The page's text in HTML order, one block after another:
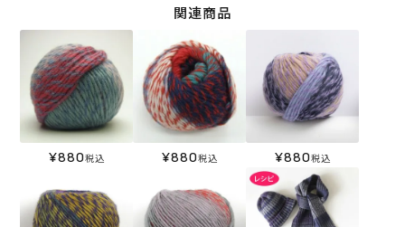
関連商品
¥880税込 ¥880税込 ¥880税込